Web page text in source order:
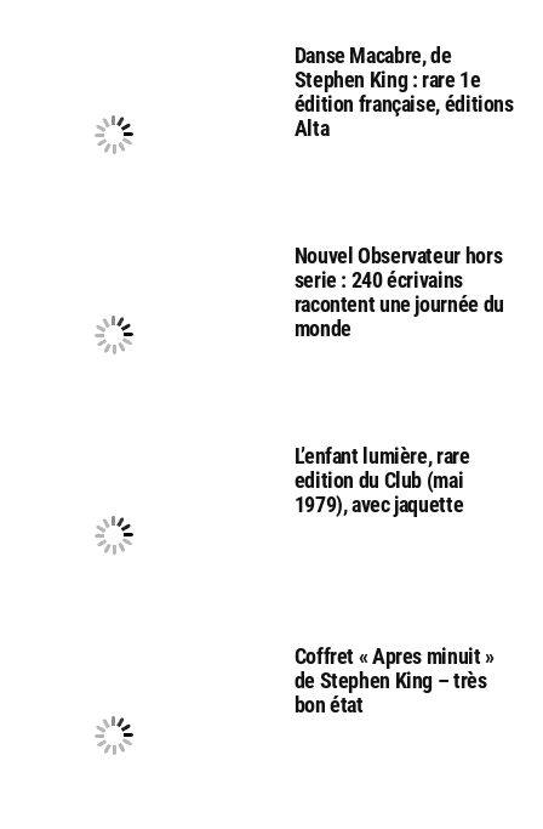
Danse Macabre, de
Stephen King : rare 1e
édition française, éditions
Alta
Nouvel Observateur hors
serie : 240 écrivains
racontent une journée du
monde
L’enfant lumière, rare
edition du Club (mai
1979), avec jaquette
Coffret « Apres minuit »
de Stephen King – très
bon état